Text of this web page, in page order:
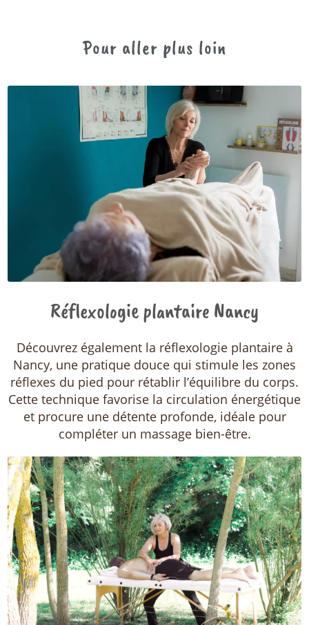
Pour aller plus loin
Réflexologie plantaire Nancy
Découvrez également la réflexologie plantaire à
Nancy, une pratique douce qui stimule les zones
réflexes du pied pour rétablir l’équilibre du corps.
Cette technique favorise la circulation énergétique
et procure une détente profonde, idéale pour
compléter un massage bien-être.